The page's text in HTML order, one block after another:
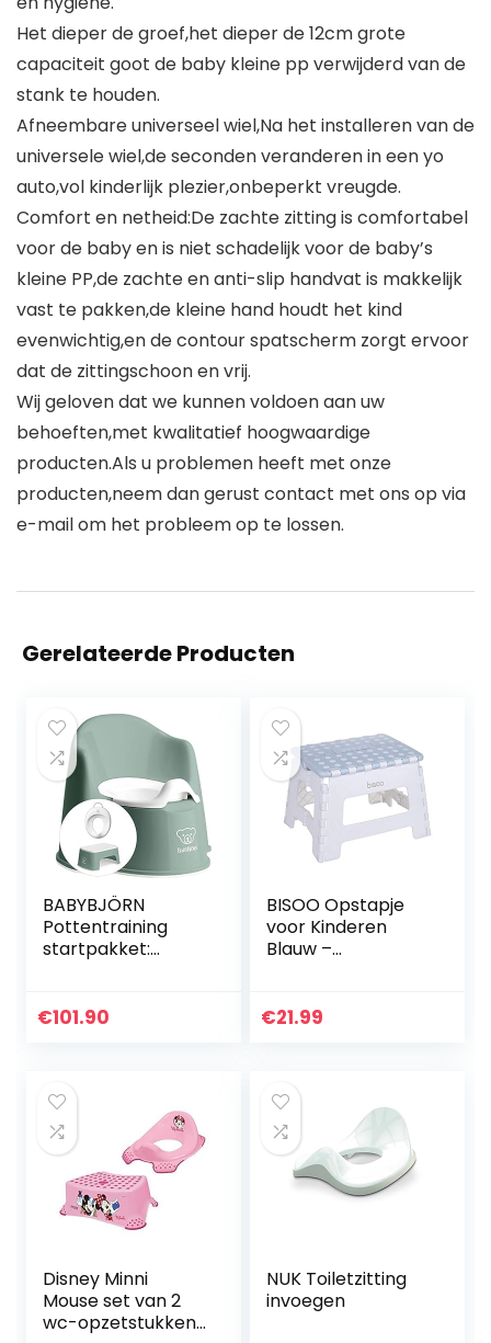
Het dieper de groef,het dieper de 12cm grote
capaciteit goot de baby kleine pp verwijderd van de
stank te houden.
Afneembare universeel wiel,Na het installeren van de
universele wiel,de seconden veranderen in een yo
auto,vol kinderlijk plezier,onbeperkt vreugde.
Comfort en netheid:De zachte zitting is comfortabel
voor de baby en is niet schadelijk voor de baby’s
kleine PP,de zachte en anti-slip handvat is makkelijk
vast te pakken,de kleine hand houdt het kind
evenwichtig,en de contour spatscherm zorgt ervoor
dat de zittingschoon en vrij.
Wij geloven dat we kunnen voldoen aan uw
behoeften,met kwalitatief hoogwaardige
producten.Als u problemen heeft met onze
producten,neem dan gerust contact met ons op via
e-mail om het probleem op te lossen.
Gerelateerde Producten
BABYBJÖRN
Pottentraining
startpakket:
toiletbril –
€101.90
BISOO Opstapje
voor Kinderen
Blauw –
Lichtgewicht –
Voor…
€21.99
Disney Minni
Mouse set van 2
wc-opzetstukken
NUK Toiletzitting
invoegen